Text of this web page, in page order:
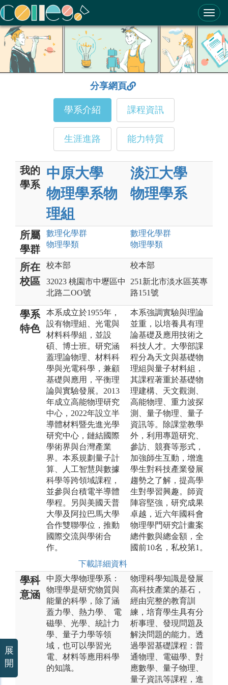
ColleGo! 大學選才與高中育才輔助系統
分享網頁
學系介紹 課程資訊
生涯進路 能力特質
我的
學系
中原大學
物理學系物
理組
淡江大學
物理學系
所屬
學群
數理化學群
物理學類
數理化學群
物理學類
所在
校區
校本部
32023 桃園市中壢區中
北路二OO號
校本部
251新北市淡水區英專
路151號
學系
特色
本系成立於1955年，
設有物理組、光電與
材料科學組，並設
碩、博士班。研究涵
蓋理論物理、材料科
學與光電科學，兼顧
基礎與應用，平衡理
論與實驗發展。2013
年成立高能物理研究
中心，2022年設立半
導體材料暨先進光學
研究中心，鏈結國際
學術界與台灣產業
界。本系規劃量子計
算、人工智慧與數據
科學等跨領域課程，
並參與台積電半導體
學程。另與美國天普
大學及阿拉巴馬大學
合作雙聯學位，推動
國際交流與學術合
作。
下載詳細資料
本系強調實驗與理論
並重，以培養具有理
論基礎及應用技術之
科技人才。大學部課
程分為天文與基礎物
理組與量子材料組，
其課程著重於基礎物
理建構、天文觀測、
高能物理、重力波探
測、量子物理、量子
資訊等。除課堂教學
外，利用專題研究、
參訪、競賽等形式，
加強師生互動，增進
學生對科技產業發展
趨勢之了解，提高學
生對學習興趣。師資
陣容堅強，研究成果
卓越，近六年國科會
物理學門研究計畫案
總件數與總金額，全
國前10名，私校第1。
學科
意涵
中原大學物理學系：
物理學是研究物質與
能量的科學，除了涵
蓋力學、熱力學、 電
磁學、光學、統計力
學、量子力學等領
域，也可以學習光
電、材料等應用科學
的知識。
物理科學知識是發展
高科技產業的基石，
經由完整的教育訓
練，培育學生具有分
析事理、發現問題及
解決問題的能力。透
過學習基礎課程：普
通物理、電磁學、對
應數學、量子物理、
量子資訊等課程，進
展
開